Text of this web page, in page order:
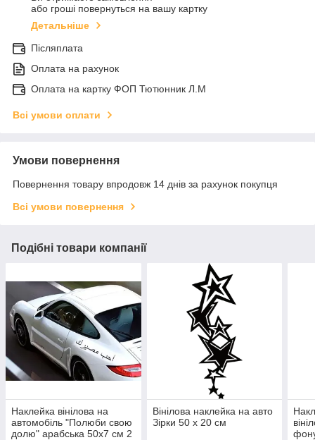
або гроші повернуться на вашу картку
Детальніше
Післяплата
Оплата на рахунок
Оплата на картку ФОП Тютюнник Л.М
Всі умови оплати
Умови повернення
Повернення товару впродовж 14 днів за рахунок покупця
Всі умови повернення
Подібні товари компанії
Наклейка вінілова на
автомобіль "Полюби свою
долю" арабська 50х7 см 2
Вінілова наклейка на авто
Зірки 50 х 20 см